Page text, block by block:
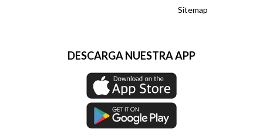
Sitemap
DESCARGA NUESTRA APP